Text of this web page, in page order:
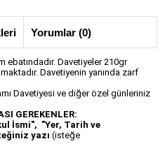
Yorumlar (0)
ebatındadır. Davetiyeler 210gr
Davetiyenin yanında zarf
Davetiyesi ve diğer özel günleriniz
GEREKENLER:
İsmi", "Yer, Tarih ve
yazı (isteğe